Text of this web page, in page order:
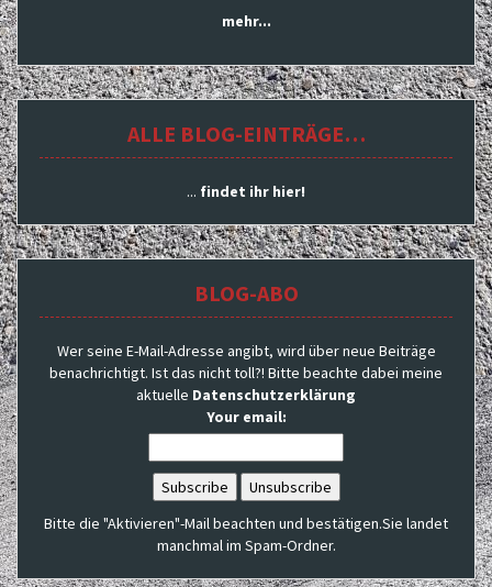
mehr...
ALLE BLOG-EINTRÄGE…
... findet ihr hier!
BLOG-ABO
Wer seine E-Mail-Adresse angibt, wird über neue Beiträge
benachrichtigt. Ist das nicht toll?! Bitte beachte dabei meine
aktuelle Datenschutzerklärung
Your email:
Bitte die "Aktivieren"-Mail beachten und bestätigen.Sie landet
manchmal im Spam-Ordner.